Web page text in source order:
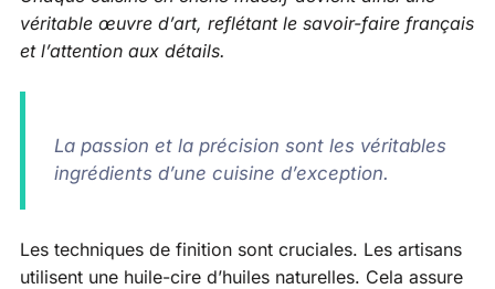
véritable œuvre d’art, reflétant le savoir-faire français
et l’attention aux détails.
La passion et la précision sont les véritables
ingrédients d’une cuisine d’exception.
Les techniques de finition sont cruciales. Les artisans
utilisent une huile-cire d’huiles naturelles. Cela assure